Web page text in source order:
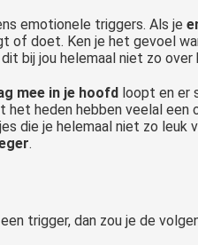
emotionele triggers. Als je
of doet. Ken je het gevoel
bij jou helemaal niet zo over
mee in je hoofd loopt en er
het heden hebben veelal
die je helemaal niet zo
.
trigger, dan zou je de